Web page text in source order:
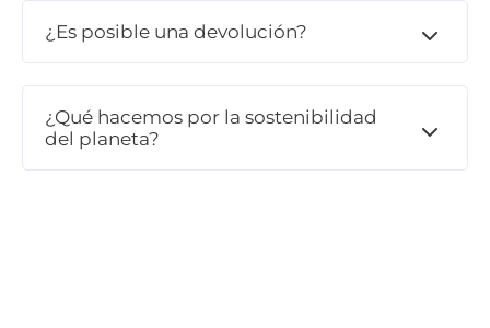
¿Es posible una devolución?
¿Qué hacemos por la sostenibilidad
del planeta?